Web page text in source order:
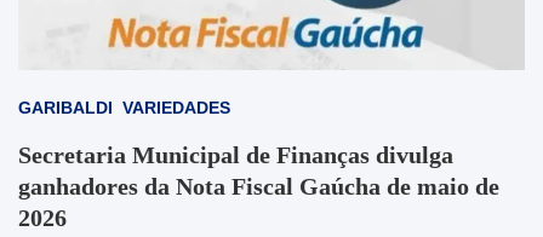
GARIBALDI VARIEDADES
Secretaria Municipal de Finanças divulga
ganhadores da Nota Fiscal Gaúcha de maio de
2026